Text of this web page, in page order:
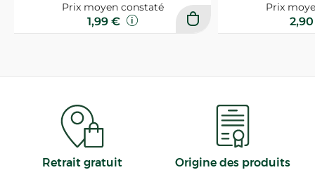
Prix moyen constaté
1,99 €
Prix
Retrait gratuit
Origine des produits